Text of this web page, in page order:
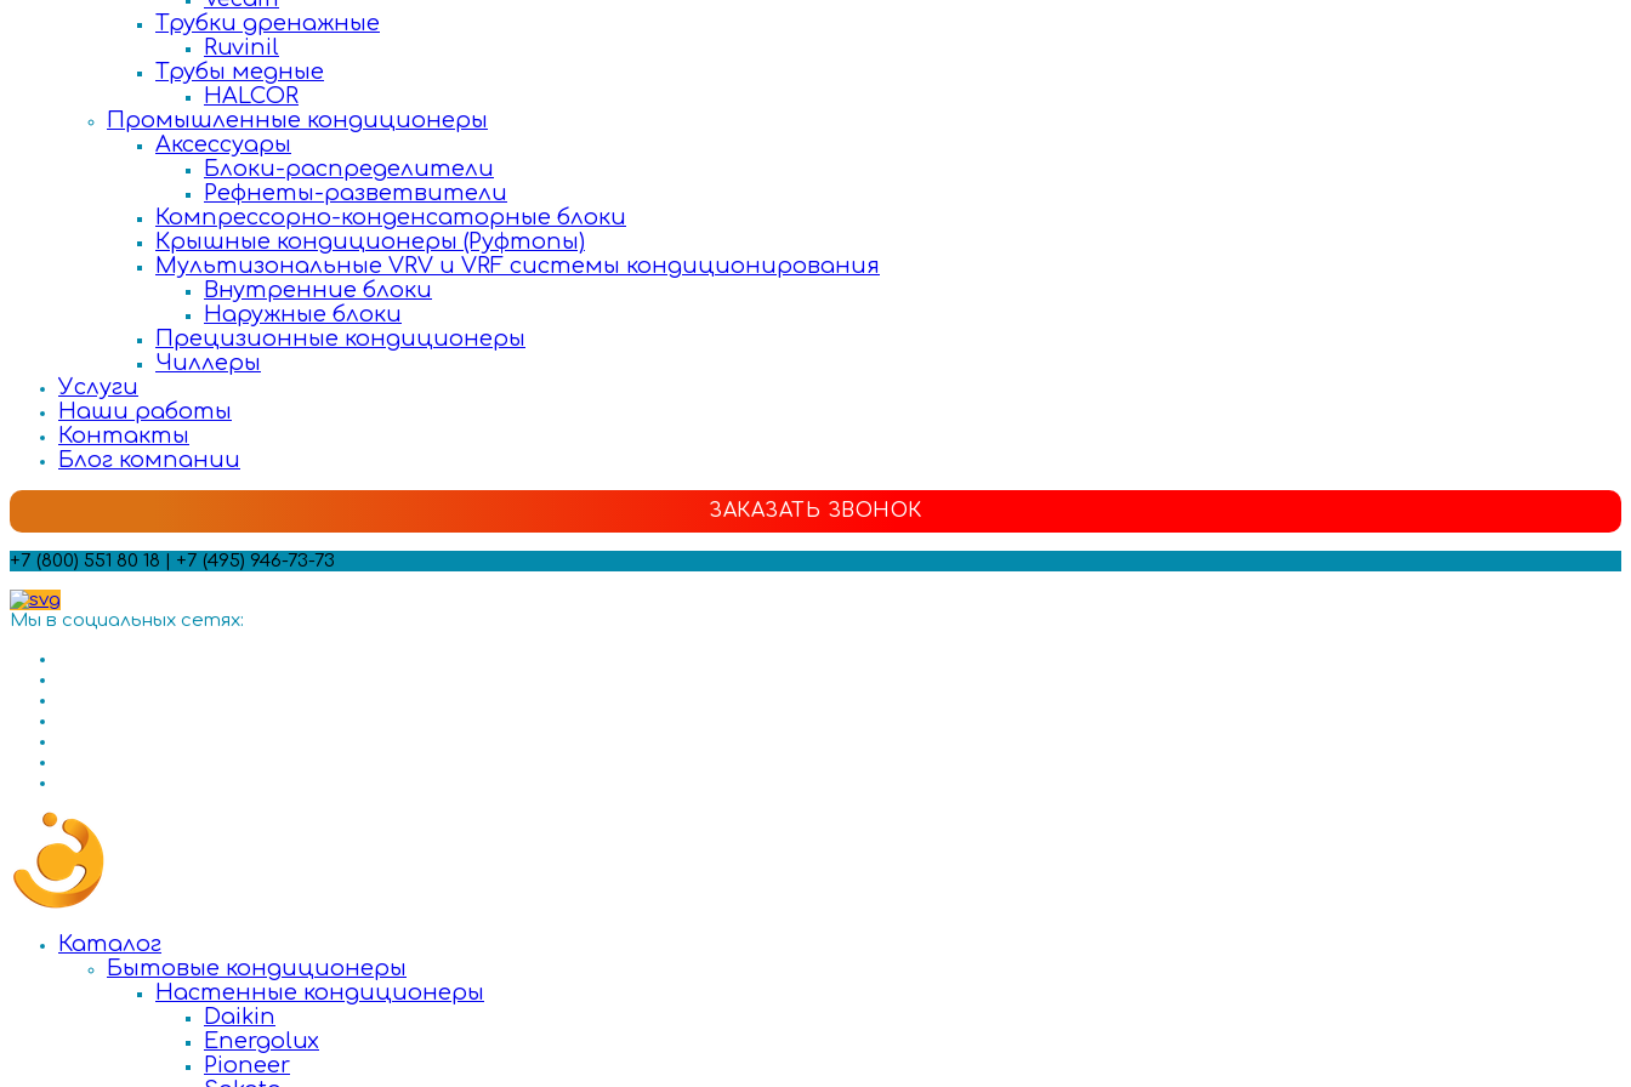
Трубки дренажные
Ruvinil
Трубы медные
HALCOR
Промышленные кондиционеры
Аксессуары
Блоки-распределители
Рефнеты-разветвители
Компрессорно-конденсаторные блоки
Крышные кондиционеры (Руфтопы)
Мультизональные VRV и VRF системы кондиционирования
Внутренние блоки
Наружные блоки
Прецизионные кондиционеры
Чиллеры
Услуги
Наши работы
Контакты
Блог компании
ЗАКАЗАТЬ ЗВОНОК
+7 (800) 551 80 18 | +7 (495) 946-73-73
Мы в социальных сетях:
Каталог
Бытовые кондиционеры
Настенные кондиционеры
Daikin
Energolux
Pioneer